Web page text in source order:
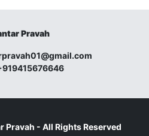
Pravah
Pravah - All Rights Reserved